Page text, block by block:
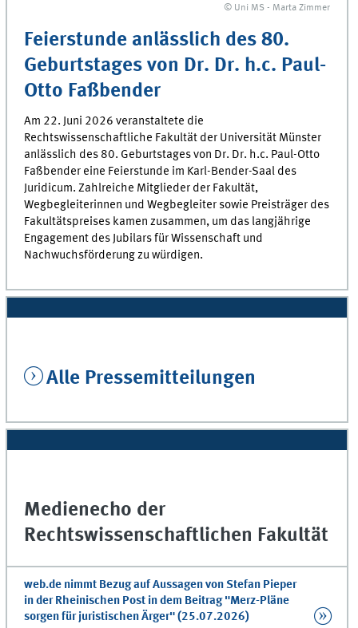
© Uni MS - Marta Zimmer
Feierstunde anlässlich des 80.
Geburtstages von Dr. Dr. h.c. Paul-
Otto Faßbender
Am 22. Juni 2026 veranstaltete die
Rechtswissenschaftliche Fakultät der Universität Münster
anlässlich des 80. Geburtstages von Dr. Dr. h.c. Paul-Otto
Faßbender eine Feierstunde im Karl-Bender-Saal des
Juridicum. Zahlreiche Mitglieder der Fakultät,
Wegbegleiterinnen und Wegbegleiter sowie Preisträger des
Fakultätspreises kamen zusammen, um das langjährige
Engagement des Jubilars für Wissenschaft und
Nachwuchsförderung zu würdigen.
Alle Pressemitteilungen
Medienecho der
Rechtswissenschaftlichen Fakultät
web.de nimmt Bezug auf Aussagen von Stefan Pieper
in der Rheinischen Post in dem Beitrag "Merz-Pläne
sorgen für juristischen Ärger" (25.07.2026)